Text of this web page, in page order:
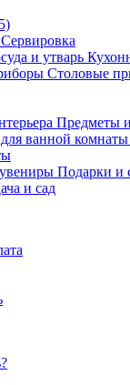
Сервировка
Столовые
Предметы
Подарки и
и сад